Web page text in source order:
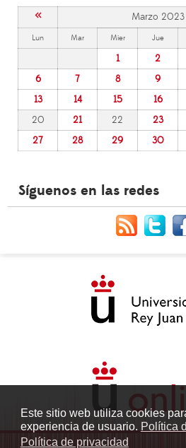
Este sitio web utiliza cookies
experiencia de usuario. Política
Política de privacidad
« Marzo 2023
Lun Mar Mier Jue
1 2
6
7 8 9
13
14 15 16
20
21 22 23
27
28 29 30
Síguenos en las redes